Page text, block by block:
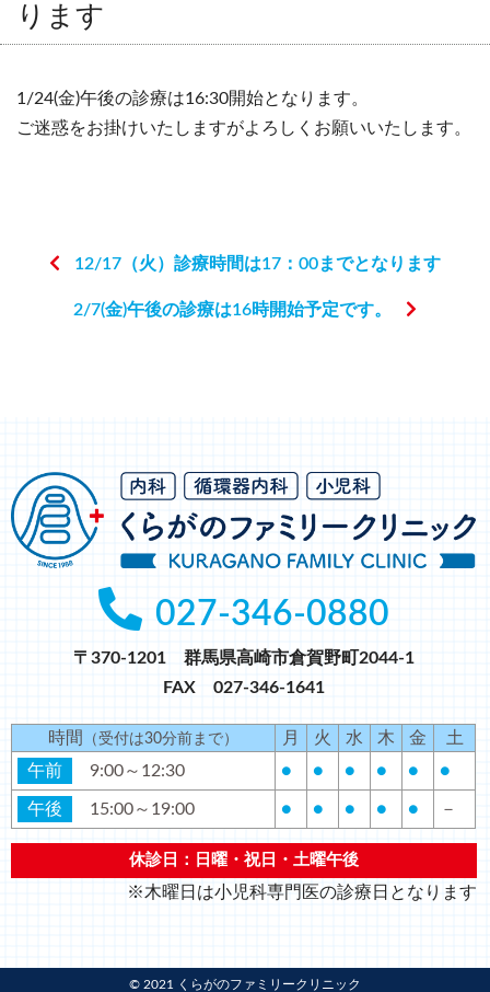
ります
1/24(金)午後の診療は16:30開始となります。
ご迷惑をお掛けいたしますがよろしくお願いいたします。
12/17（火）診療時間は17：00までとなります
2/7(金)午後の診療は16時開始予定です。
027-346-0880
〒370-1201 群馬県高崎市倉賀野町2044-1
FAX 027-346-1641
時間 （受付は30分前まで） 月 火 水 木 金
土
午前
9:00～12:30 ● ● ● ● ● ●
午後 15:00～19:00 ● ● ● ● ● －
休診日：日曜・祝日・土曜午後
※木曜日は小児科専門医の診療日となります
© 2021 くらがのファミリークリニック